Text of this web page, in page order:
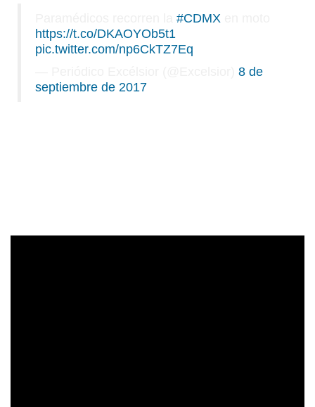
#CDMX
https://t.co/DKAOYOb5t1
pic.twitter.com/np6CkTZ7Eq
8 de
septiembre de 2017